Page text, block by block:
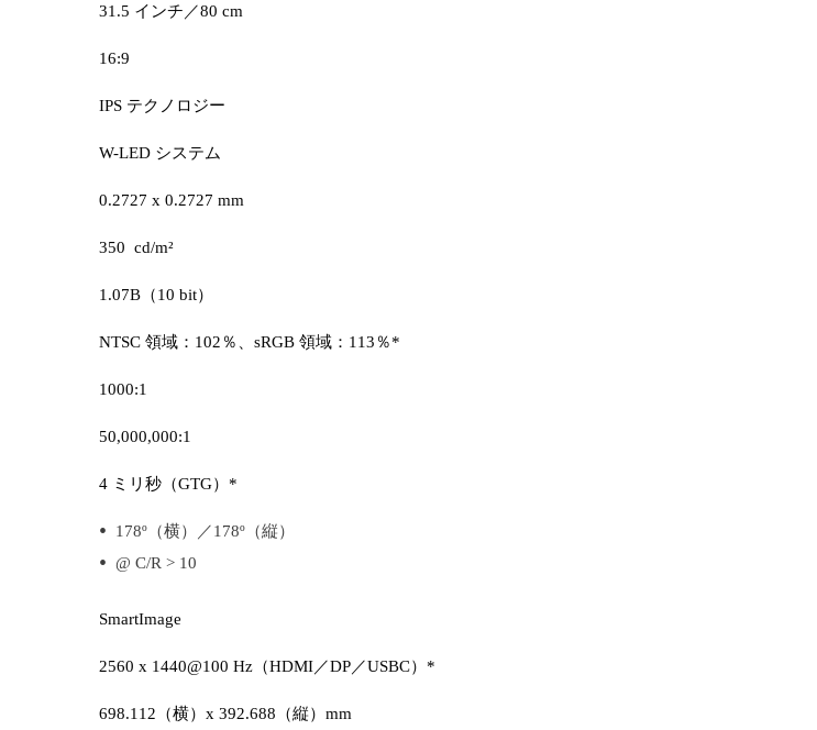
31.5 インチ／80 cm
16:9
IPS テクノロジー
W-LED システム
0.2727 x 0.2727 mm
350 cd/m²
1.07B（10 bit）
NTSC 領域：102％、sRGB 領域：113％*
1000:1
50,000,000:1
4 ミリ秒（GTG）*
178º（横）／178º（縦）
@ C/R > 10
SmartImage
2560 x 1440@100 Hz（HDMI／DP／USBC）*
698.112（横）x 392.688（縦）mm